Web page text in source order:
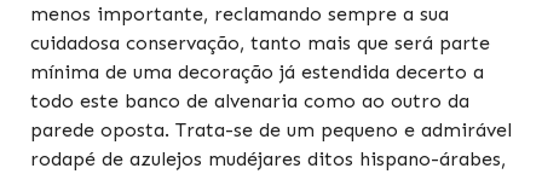
menos importante, reclamando sempre a sua
cuidadosa conservação, tanto mais que será parte
mínima de uma decoração já estendida decerto a
todo este banco de alvenaria como ao outro da
parede oposta. Trata-se de um pequeno e admirável
rodapé de azulejos mudéjares ditos hispano-árabes,